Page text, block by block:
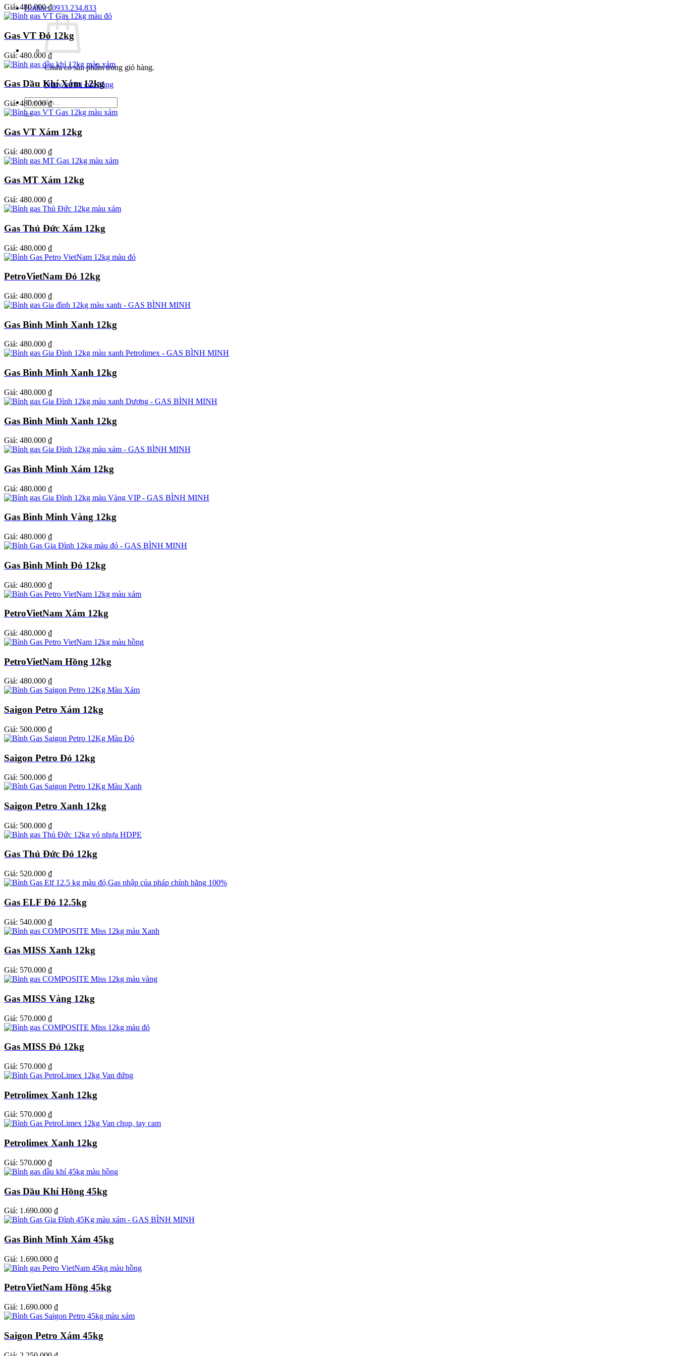
Hotline: 0933.234.833
Chưa có sản phẩm trong giỏ hàng.
Quay trở lại cửa hàng
Tìm
kiếm:
Giá:480.000 ₫
Gas VT Đỏ 12kg
Giá: 480.000 ₫
Gas Dầu Khí Xám 12kg
Giá:480.000 ₫
Gas VT Xám 12kg
Giá: 480.000 ₫
Gas MT Xám 12kg
Giá: 480.000 ₫
Gas Thủ Đức Xám 12kg
Giá: 480.000 ₫
PetroVietNam Đỏ 12kg
Giá: 480.000 ₫
Gas Bình Minh Xanh 12kg
Giá: 480.000 ₫
Gas Bình Minh Xanh 12kg
Giá: 480.000 ₫
Gas Bình Minh Xanh 12kg
Giá: 480.000 ₫
Gas Bình Minh Xám 12kg
Giá: 480.000 ₫
Gas Bình Minh Vàng 12kg
Giá: 480.000 ₫
Gas Bình Minh Đỏ 12kg
Giá: 480.000 ₫
PetroVietNam Xám 12kg
Giá: 480.000 ₫
PetroVietNam Hồng 12kg
Giá: 480.000 ₫
Saigon Petro Xám 12kg
Giá: 500.000 ₫
Saigon Petro Đỏ 12kg
Giá: 500.000 ₫
Saigon Petro Xanh 12kg
Giá: 500.000 ₫
Gas Thủ Đức Đỏ 12kg
Giá: 520.000 ₫
Gas ELF Đỏ 12.5kg
Giá: 540.000 ₫
Gas MISS Xanh 12kg
Giá: 570.000 ₫
Gas MISS Vàng 12kg
Giá: 570.000 ₫
Gas MISS Đỏ 12kg
Giá: 570.000 ₫
Petrolimex Xanh 12kg
Giá: 570.000 ₫
Petrolimex Xanh 12kg
Giá: 570.000 ₫
Gas Dầu Khí Hồng 45kg
Giá: 1.690.000 ₫
Gas Bình Minh Xám 45kg
Giá: 1.690.000 ₫
PetroVietNam Hồng 45kg
Giá: 1.690.000 ₫
Saigon Petro Xám 45kg